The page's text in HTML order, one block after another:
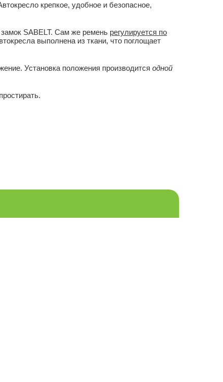
крепкое, удобное и безопасное,
SABELT. Сам же ремень регулируется по
выполнена из ткани, что поглощает
Установка положения производится одной